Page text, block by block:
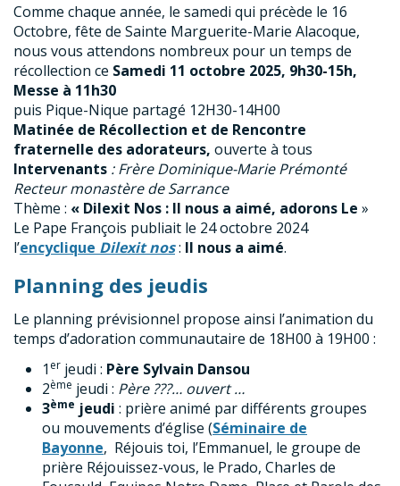
Comme chaque année, le samedi qui précède le 16
Octobre, fête de Sainte Marguerite-Marie Alacoque,
nous vous attendons nombreux pour un temps de
récollection ce Samedi 11 octobre 2025, 9h30-15h,
Messe à 11h30
puis Pique-Nique partagé 12H30-14H00
Matinée de Récollection et de Rencontre
fraternelle des adorateurs, ouverte à tous
Intervenants : Frère Dominique-Marie Prémonté
Recteur monastère de Sarrance
Thème : « Dilexit Nos : Il nous a aimé, adorons Le »
Le Pape François publiait le 24 octobre 2024
l’encyclique Dilexit nos: Il nous a aimé.
Planning des jeudis
Le planning prévisionnel propose ainsi l’animation du
temps d’adoration communautaire de 18H00 à 19H00 :
1 er jeudi : Père Sylvain Dansou
2ème jeudi : Père ???… ouvert …
3ème jeudi : prière animé par différents groupes
ou mouvements d’église (Séminaire de
Bayonne, Réjouis toi, l’Emmanuel, le groupe de
prière Réjouissez-vous, le Prado, Charles de